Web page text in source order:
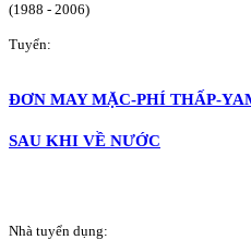
(1988 - 2006)
Tuyển:
ĐƠN MAY MẶC-PHÍ THẤP-
SAU KHI VỀ NƯỚC
Nhà tuyển dụng: